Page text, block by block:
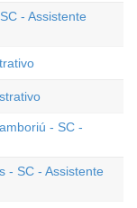
- Assistente
- SC -
- SC - Assistente